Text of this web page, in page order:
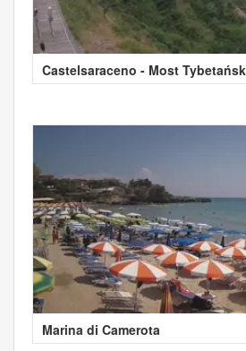
Castelsaraceno - Most
Marina di Camerota